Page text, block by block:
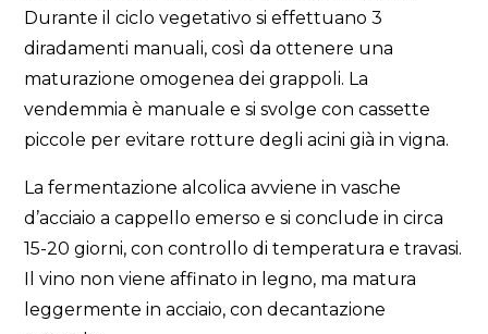
Durante il ciclo vegetativo si effettuano 3
diradamenti manuali, così da ottenere una
maturazione omogenea dei grappoli. La
vendemmia è manuale e si svolge con cassette
piccole per evitare rotture degli acini già in vigna.
La fermentazione alcolica avviene in vasche
d’acciaio a cappello emerso e si conclude in circa
15-20 giorni, con controllo di temperatura e travasi.
Il vino non viene affinato in legno, ma matura
leggermente in acciaio, con decantazione